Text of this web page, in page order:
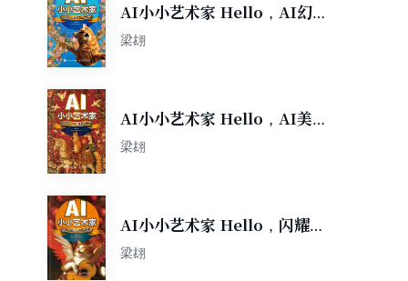
AI小小艺术家 Hello，AI幻想
世界
梁翃
AI小小艺术家 Hello，AI美好
生活
梁翃
AI小小艺术家 Hello，闪耀的
艺术流派
梁翃